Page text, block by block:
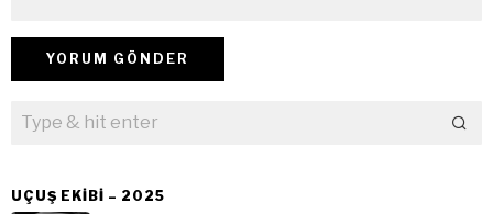
UÇUŞ EKIBI – 2025